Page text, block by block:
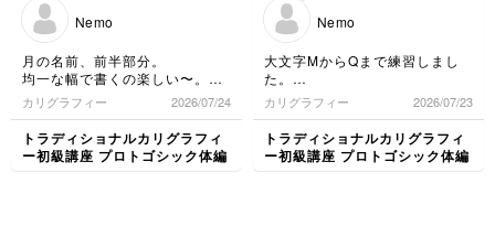
Nemo
月の名前、前半部分。
均一な幅で書くの楽しい〜。仕
上がりが綺麗だから。
均一大事。
途中でgが変な癖がついている
ことに気づく。
カリグラフィー 2026/07/24
トラディショナルカリグラフィ
ー初級講座 プロトゴシック体編
Nemo
大文字MからQまで練習しまし
た。
Mはバランスが難しい。左側が
少しアセンダーとディセンダー
の全幅より小さい。
Nは今までで一番古さを感じる
カリグラフィー 2026/07/23
トラディショナルカリグラフィ
ー初級講座 プロトゴシック体編